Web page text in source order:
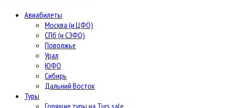
Авиабилеты
Москва (и ЦФО)
СПб (и СЗФО)
Поволжье
Урал
ЮФО
Сибирь
Дальний Восток
Туры
Горящие туры на Turs.sale